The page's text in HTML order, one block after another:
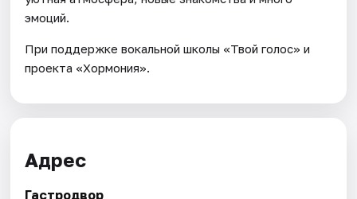
эмоций.
При поддержке вокальной школы «Твой голос» и
проекта «Хормония».
Адрес
Гастродвор